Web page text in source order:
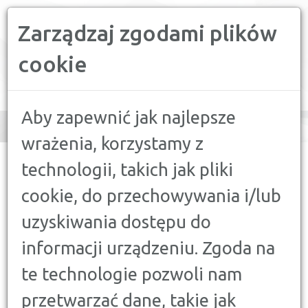
Zarządzaj zgodami plików
cookie
Aby zapewnić jak najlepsze
wrażenia, korzystamy z
technologii, takich jak pliki
cookie, do przechowywania i/lub
uzyskiwania dostępu do
informacji urządzeniu. Zgoda na
te technologie pozwoli nam
przetwarzać dane, takie jak
navigation
BIURZE - CZY TO WAŻNE?
DORADCA KLIENTA
ERGONOMIA W BIURZE - CZY TO
WAŻNE?
20 CZERWCA 2025